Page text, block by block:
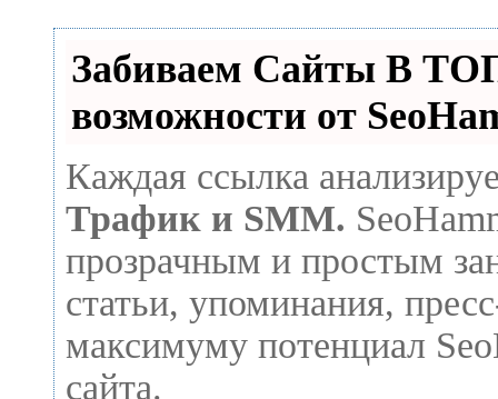
Забиваем Сайты В
возможности от
Каждая ссылка
Трафик и SMM.
прозрачным и простым
статьи, упоминания,
максимуму потенциал
сайта.